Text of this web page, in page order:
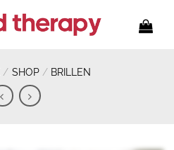
/ SHOP / BRILLEN